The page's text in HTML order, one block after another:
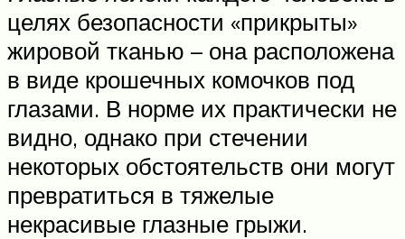
целях безопасности «прикрыты»
жировой тканью – она расположена
в виде крошечных комочков под
глазами. В норме их практически не
видно, однако при стечении
некоторых обстоятельств они могут
превратиться в тяжелые
некрасивые глазные грыжи.